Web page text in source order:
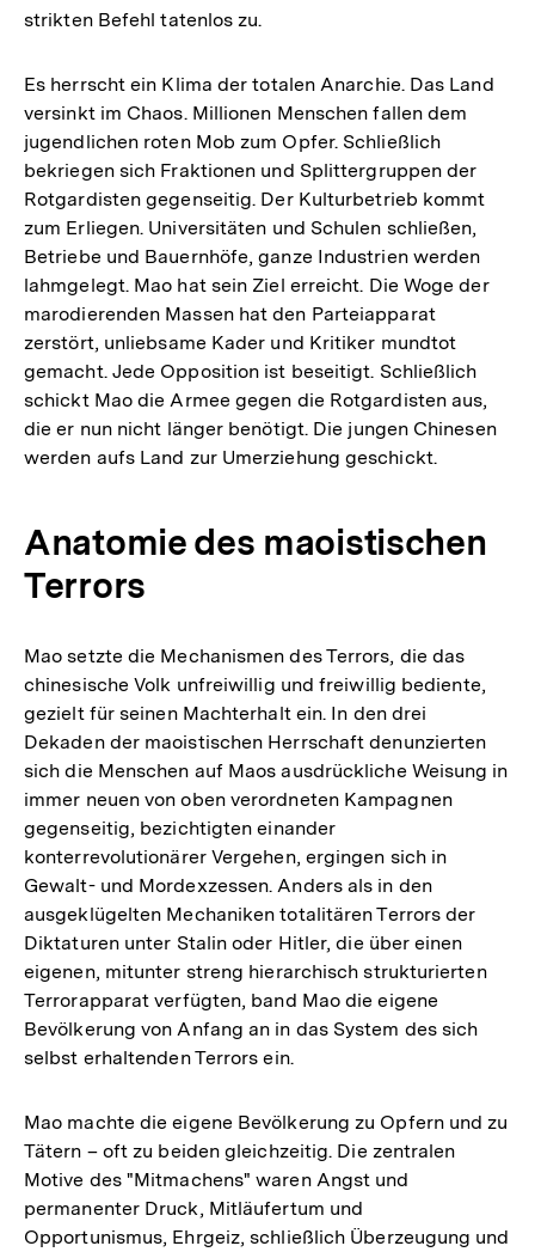
strikten Befehl tatenlos zu.
Es herrscht ein Klima der totalen Anarchie. Das Land
versinkt im Chaos. Millionen Menschen fallen dem
jugendlichen roten Mob zum Opfer. Schließlich
bekriegen sich Fraktionen und Splittergruppen der
Rotgardisten gegenseitig. Der Kulturbetrieb kommt
zum Erliegen. Universitäten und Schulen schließen,
Betriebe und Bauernhöfe, ganze Industrien werden
lahmgelegt. Mao hat sein Ziel erreicht. Die Woge der
marodierenden Massen hat den Parteiapparat
zerstört, unliebsame Kader und Kritiker mundtot
gemacht. Jede Opposition ist beseitigt. Schließlich
schickt Mao die Armee gegen die Rotgardisten aus,
die er nun nicht länger benötigt. Die jungen Chinesen
werden aufs Land zur Umerziehung geschickt.
Anatomie des maoistischen
Terrors
Mao setzte die Mechanismen des Terrors, die das
chinesische Volk unfreiwillig und freiwillig bediente,
gezielt für seinen Machterhalt ein. In den drei
Dekaden der maoistischen Herrschaft denunzierten
sich die Menschen auf Maos ausdrückliche Weisung in
immer neuen von oben verordneten Kampagnen
gegenseitig, bezichtigten einander
konterrevolutionärer Vergehen, ergingen sich in
Gewalt- und Mordexzessen. Anders als in den
ausgeklügelten Mechaniken totalitären Terrors der
Diktaturen unter Stalin oder Hitler, die über einen
eigenen, mitunter streng hierarchisch strukturierten
Terrorapparat verfügten, band Mao die eigene
Bevölkerung von Anfang an in das System des sich
selbst erhaltenden Terrors ein.
Mao machte die eigene Bevölkerung zu Opfern und zu
Tätern – oft zu beiden gleichzeitig. Die zentralen
Motive des "Mitmachens" waren Angst und
permanenter Druck, Mitläufertum und
Opportunismus, Ehrgeiz, schließlich Überzeugung und